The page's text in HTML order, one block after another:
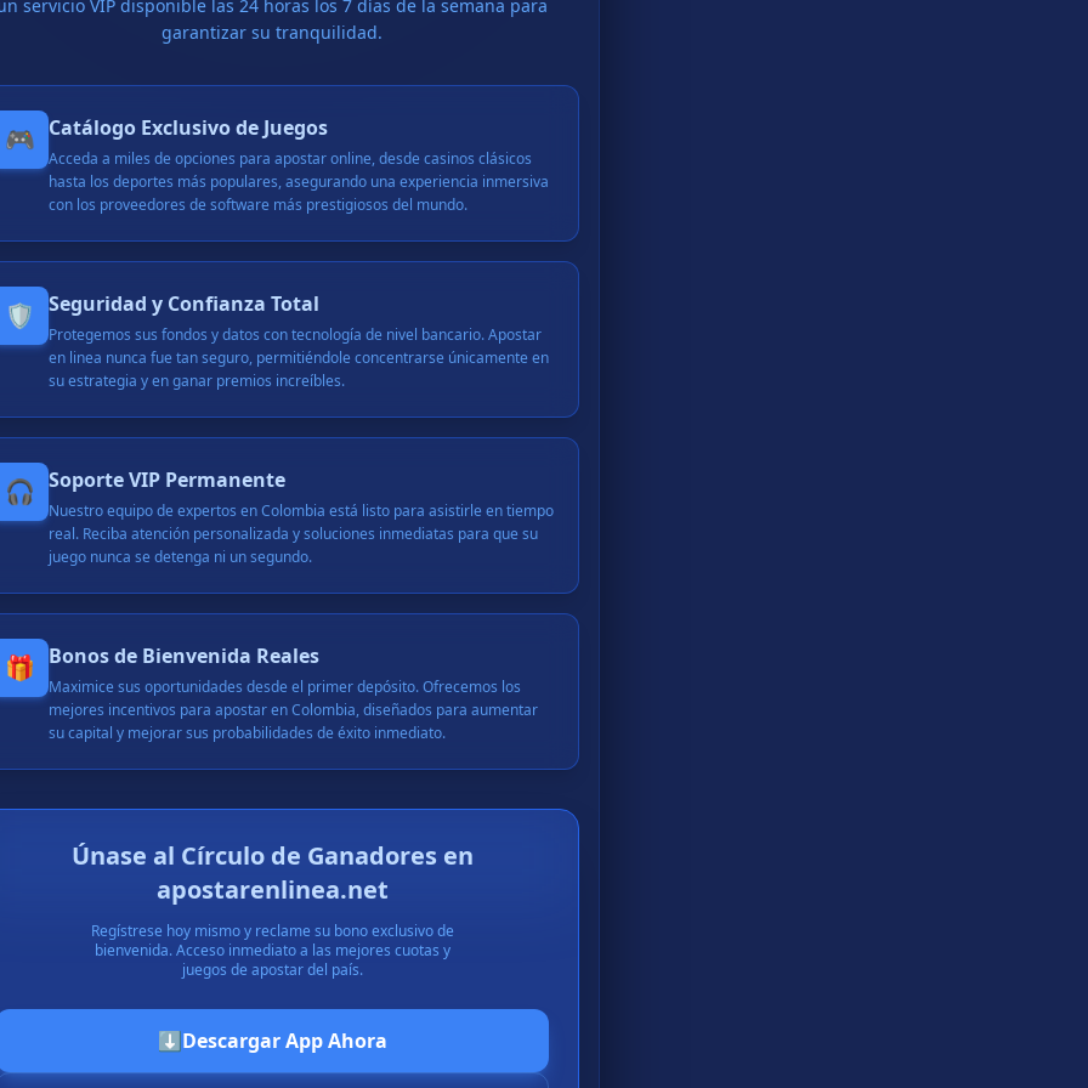
exitosamente 40,000 COP
un premio de 320,000 COP
exitosamente 1,000,000 COP
con éxito 20,000 COP
un premio de 110,000 COP
retiró exitosamente 250,000 COP
un bono de 50,000 COP
con éxito 15,000 COP
un premio de 600,000 COP
exitosamente 90,000 COP
un bono de 12,000 COP
un premio de 400,000 COP
exitosamente 180,000 COP
con éxito 70,000 COP
un premio de 220,000 COP
exitosamente 60,000 COP
un bono de 30,000 COP
apostó con éxito 100,000 COP
un premio de 5,000,000 COP
exitosamente 140,000 COP
un bono de 20,000 COP
con éxito 40,000 COP
un premio de 300,000 COP
exitosamente 70,000 COP
un bono de 15,000 COP
exitosamente 220,000 COP
con éxito 80,000 COP
un premio de 95,000 COP
retiró exitosamente 310,000 COP
servicio VIP disponible las 24 horas los 7 días de la semana para
garantizar su tranquilidad.
🎮 Catálogo Exclusivo de Juegos
Acceda a miles de opciones para apostar online, desde casinos clásicos
hasta los deportes más populares, asegurando una experiencia inmersiva
con los proveedores de software más prestigiosos del mundo.
🛡️ Seguridad y Confianza Total
Protegemos sus fondos y datos con tecnología de nivel bancario. Apostar
en linea nunca fue tan seguro, permitiéndole concentrarse únicamente en
su estrategia y en ganar premios increíbles.
🎧 Soporte VIP Permanente
Nuestro equipo de expertos en Colombia está listo para asistirle en tiempo
real. Reciba atención personalizada y soluciones inmediatas para que su
juego nunca se detenga ni un segundo.
🎁 Bonos de Bienvenida Reales
Maximice sus oportunidades desde el primer depósito. Ofrecemos los
mejores incentivos para apostar en Colombia, diseñados para aumentar
su capital y mejorar sus probabilidades de éxito inmediato.
Únase al Círculo de Ganadores en
apostarenlinea.net
Regístrese hoy mismo y reclame su bono exclusivo de
bienvenida. Acceso inmediato a las mejores cuotas y
juegos de apostar del país.
⬇️ Descargar App Ahora